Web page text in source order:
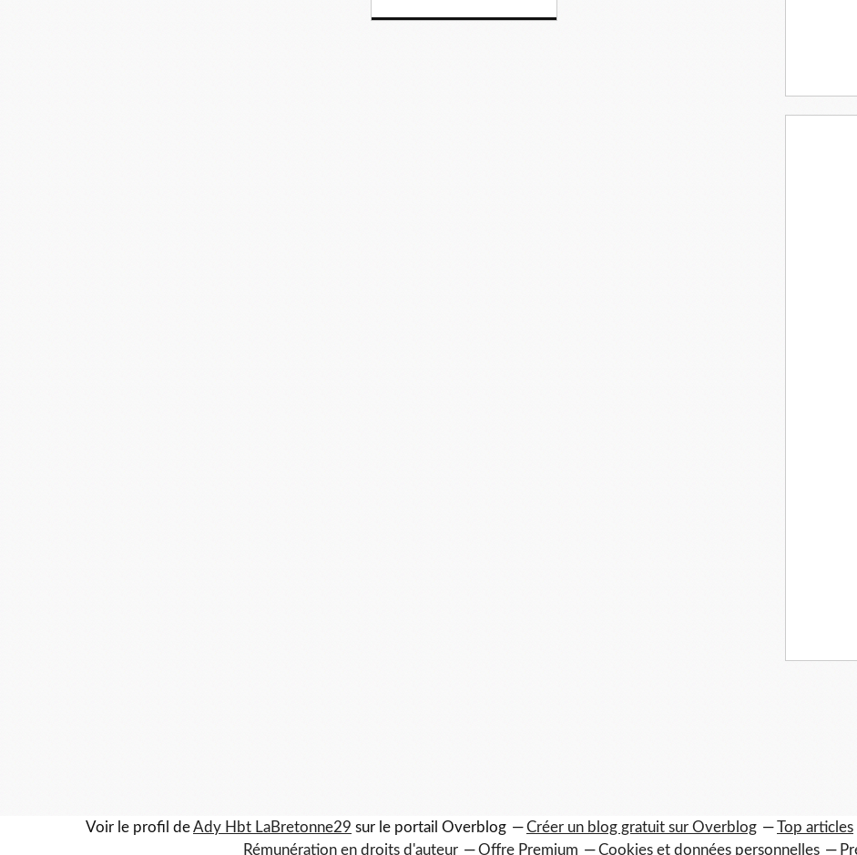
Voir le profil deAdy Hbt LaBretonne29 sur le portail Overblog Créer un blog gratuit sur Overblog Top articles
Rémunération en droits d'auteur
Offre Premium Cookies et données personnelles